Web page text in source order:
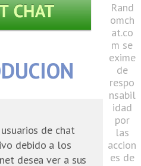
de chat
debido a los
desea ver a sus
Rand
omch
at.co
m se
exime
de
respo
nsabil
idad
por
las
accion
es de